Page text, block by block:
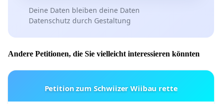
Deine Daten bleiben deine Daten
Datenschutz durch Gestaltung
Andere Petitionen, die Sie vielleicht interessieren könnten
Petition zum Schwiizer Wiibau rette